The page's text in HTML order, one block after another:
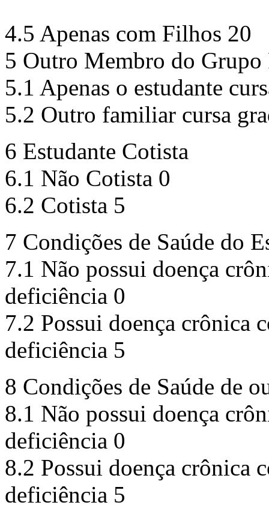
4.5 Apenas com Filhos 20
5 Outro Membro do Grupo
5.1 Apenas o estudante
5.2 Outro familiar cursa
6 Estudante Cotista
6.1 Não Cotista 0
6.2 Cotista 5
7 Condições de Saúde do
7.1 Não possui doença
deficiência 0
7.2 Possui doença crônica
deficiência 5
8 Condições de Saúde de
8.1 Não possui doença
deficiência 0
8.2 Possui doença crônica
deficiência 5